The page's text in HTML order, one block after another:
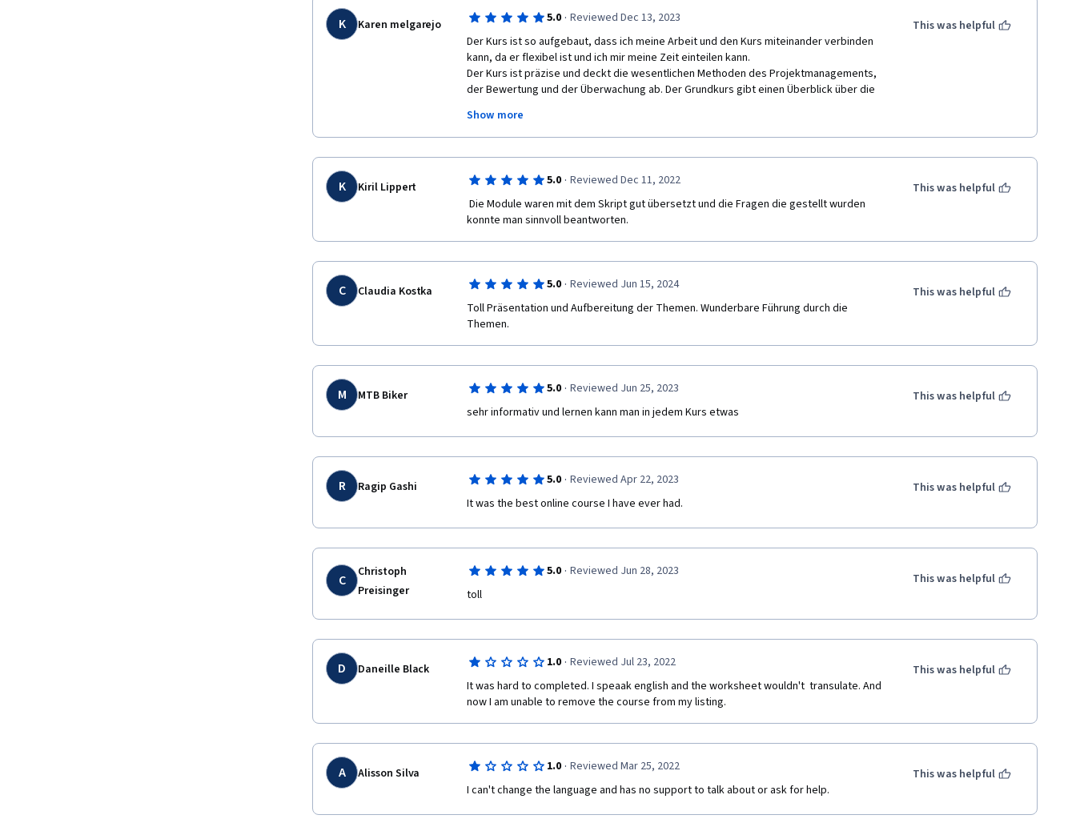
K Karen melgarejo 5.0 · Reviewed Dec 13, 2023
Der Kurs ist so aufgebaut, dass ich meine Arbeit und den Kurs miteinander verbinden
kann, da er flexibel ist und ich mir meine Zeit einteilen kann.
Der Kurs ist präzise und deckt die wesentlichen Methoden des Projektmanagements,
der Bewertung und der Überwachung ab. Der Grundkurs gibt einen Überblick über die
Unternehmenskultur und der strategischen Kommunikation als Erfolgsfaktor für
Projektergebnisse.
Ich kann Ihnen nur empfehlen, den Kurs zu machen, er wird viele positive Aspekte für
Show more
This was helpful
K Kiril Lippert 5.0 · Reviewed Dec 11, 2022
konnte man sinnvoll beantworten.
This was helpful
C Claudia Kostka 5.0 · Reviewed Jun 15, 2024
Toll Präsentation und Aufbereitung der Themen. Wunderbare Führung durch die
Themen.
This was helpful
M MTB Biker 5.0 · Reviewed Jun 25, 2023
sehr informativ und lernen kann man in jedem Kurs etwas
This was helpful
R Ragip Gashi 5.0 · Reviewed Apr 22, 2023
It was the best online course I have ever had.
This was helpful
C
Christoph
Preisinger
5.0 · Reviewed Jun 28, 2023
toll
This was helpful
D Daneille Black 1.0 · Reviewed Jul 23, 2022
It was hard to completed. I speaak english and the worksheet wouldn't  transulate. And
now I am unable to remove the course from my listing.
This was helpful
A Alisson Silva 1.0 · Reviewed Mar 25, 2022
I can't change the language and has no support to talk about or ask for help.
This was helpful